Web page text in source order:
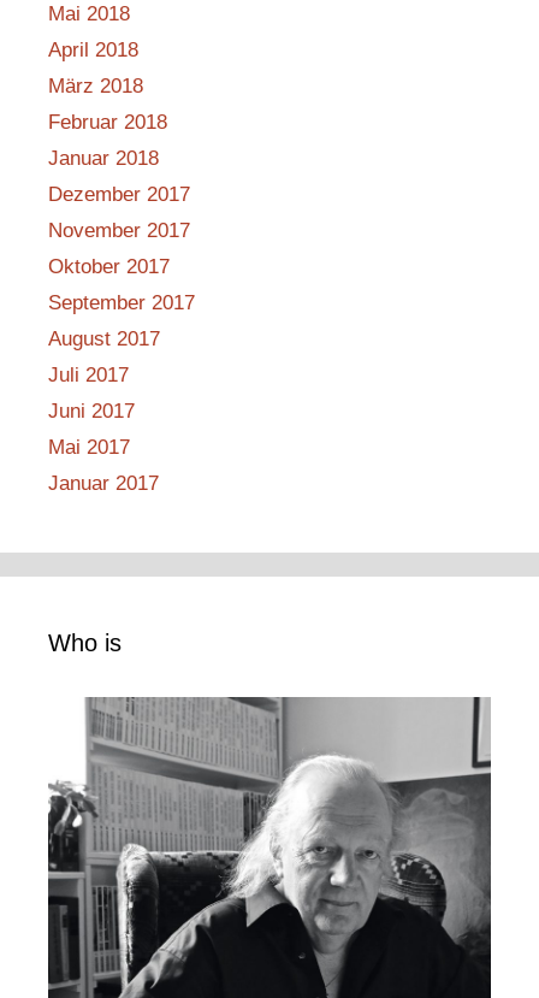
Mai 2018
April 2018
März 2018
Februar 2018
Januar 2018
Dezember 2017
November 2017
Oktober 2017
September 2017
August 2017
Juli 2017
Juni 2017
Mai 2017
Januar 2017
Who is